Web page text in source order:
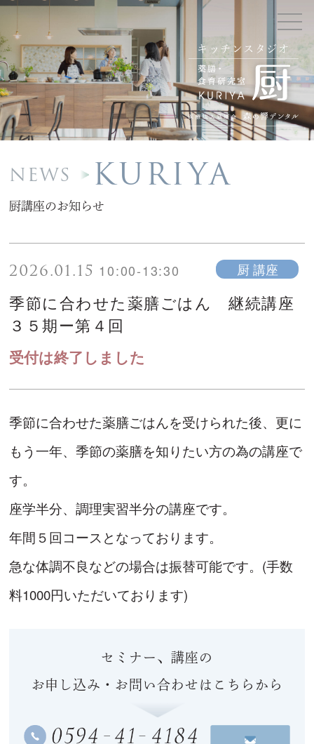
キッチンスタジオ
NEWS KURIYA
厨講座のお知らせ
2026.01.15 10:00-13:30 厨 講座
季節に合わせた薬膳ごはん 継続講座
３５期ー第４回
受付は終了しました
季節に合わせた薬膳ごはんを受けられた後、更に
もう一年、季節の薬膳を知りたい方の為の講座で
す。
座学半分、調理実習半分の講座です。
年間５回コースとなっております。
急な体調不良などの場合は振替可能です。(手数
料1000円いただいております)
セミナー、講座の
お申し込み・お問い合わせはこちらから